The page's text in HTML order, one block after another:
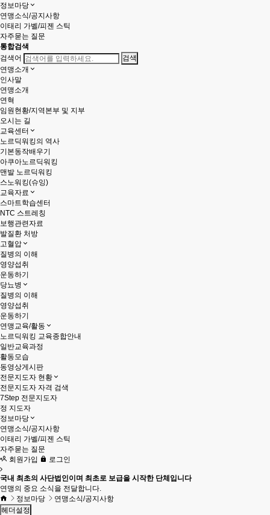
정보마당
연맹소식/공지사항
이태리 가벨/피젠 스틱
자주묻는 질문
통합검색
검색어
연맹소개
인사말
연맹소개
연혁
임원현황/지역본부 및 지부
오시는 길
교육센터
노르딕워킹의 역사
기본동작배우기
아쿠아노르딕워킹
맨발 노르딕워킹
스노워킹(슈잉)
교육자료
스마트학습센터
NTC 스트레칭
보행관련자료
발질환 처방
고혈압
질병의 이해
영양섭취
운동하기
당뇨병
질병의 이해
영양섭취
운동하기
연맹교육/활동
노르딕워킹 교육종합안내
일반교육과정
활동모습
동영상게시판
전문지도자 현황
전문지도자 자격 검색
7Step 전문지도자
정 지도자
정보마당
연맹소식/공지사항
이태리 가벨/피젠 스틱
자주묻는 질문
회원가입
로그인
국내 최초의 사단법인이며 최초로 보급을 시작한 단체입니다
연맹의 중요 소식을 전달합니다.
정보마당
연맹소식/공지사항
헤더설정